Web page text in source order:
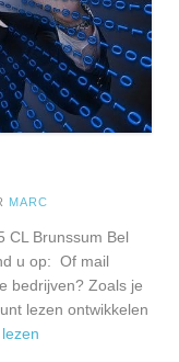
MARC
CL Brunssum Bel
u op: Of mail
bedrijven? Zoals je
lezen ontwikkelen
lezen